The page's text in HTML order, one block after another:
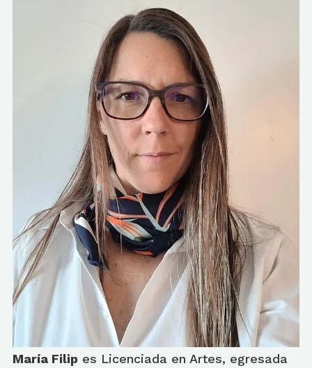
María Filip es Licenciada en Artes, egresada